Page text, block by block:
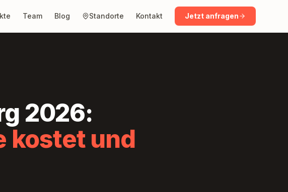
Team Blog Standorte Kontakt Jetzt anfragen
2026:
kostet und